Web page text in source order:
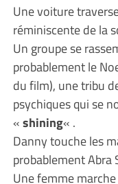
Une voiture
réminiscente de la
Un groupe se
probablement le
du film), une tribu
psychiques qui se
«shining« .
Danny touche les
probablement Abra
Une femme